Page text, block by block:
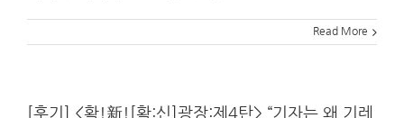
Read More
[후기] <확!新![확:신]광장:제4탄> “기자는 왜 기레